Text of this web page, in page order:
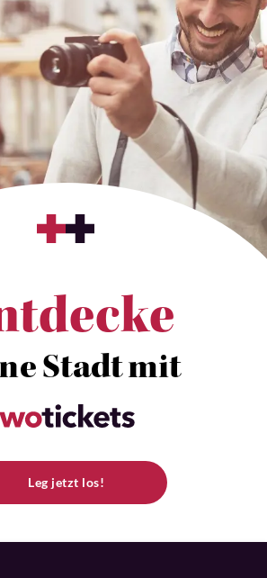
Stadt mit
Leg jetzt los!